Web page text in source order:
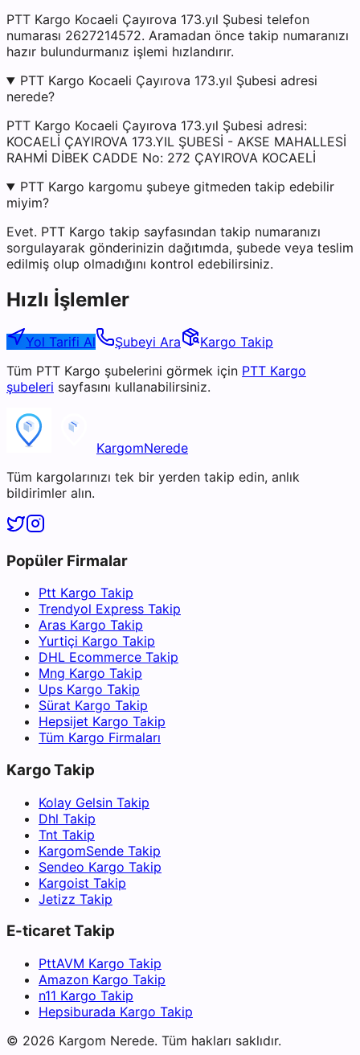
PTT Kargo Kocaeli Çayırova 173.yıl Şubesi telefon
numarası 2627214572. Aramadan önce takip numaranızı
hazır bulundurmanız işlemi hızlandırır.
PTT Kargo Kocaeli Çayırova 173.yıl Şubesi adresi
nerede?
PTT Kargo Kocaeli Çayırova 173.yıl Şubesi adresi:
KOCAELİ ÇAYIROVA 173.YIL ŞUBESİ - AKSE MAHALLESİ
RAHMİ DİBEK CADDE No: 272 ÇAYIROVA KOCAELİ
PTT Kargo kargomu şubeye gitmeden takip edebilir
miyim?
Evet. PTT Kargo takip sayfasından takip numaranızı
sorgulayarak gönderinizin dağıtımda, şubede veya teslim
edilmiş olup olmadığını kontrol edebilirsiniz.
Hızlı İşlemler
Yol Tarifi Al Şubeyi Ara
Kargo Takip
Tüm PTT Kargo şubelerini görmek için PTT Kargo
şubeleri sayfasını kullanabilirsiniz.
KargomNerede
Tüm kargolarınızı tek bir yerden takip edin, anlık
bildirimler alın.
Popüler Firmalar
Ptt Kargo Takip
Trendyol Express Takip
Aras Kargo Takip
Yurtiçi Kargo Takip
DHL Ecommerce Takip
Mng Kargo Takip
Ups Kargo Takip
Sürat Kargo Takip
Hepsijet Kargo Takip
Tüm Kargo Firmaları
Kargo Takip
Kolay Gelsin Takip
Dhl Takip
Tnt Takip
KargomSende Takip
Sendeo Kargo Takip
Kargoist Takip
Jetizz Takip
E-ticaret Takip
PttAVM Kargo Takip
Amazon Kargo Takip
n11 Kargo Takip
Hepsiburada Kargo Takip
© 2026 Kargom Nerede. Tüm hakları saklıdır.